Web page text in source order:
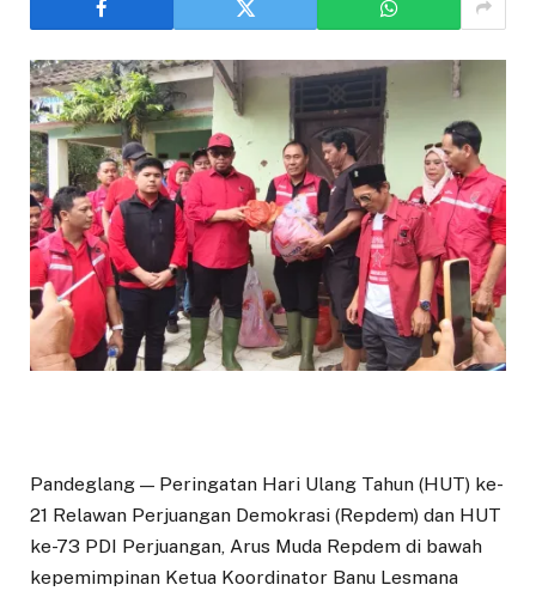
Pandeglang — Peringatan Hari Ulang Tahun (HUT) ke-
21 Relawan Perjuangan Demokrasi (Repdem) dan HUT
ke-73 PDI Perjuangan, Arus Muda Repdem di bawah
kepemimpinan Ketua Koordinator Banu Lesmana